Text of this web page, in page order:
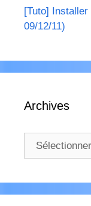
[Tuto]
09/12/11)
Archives
Archives